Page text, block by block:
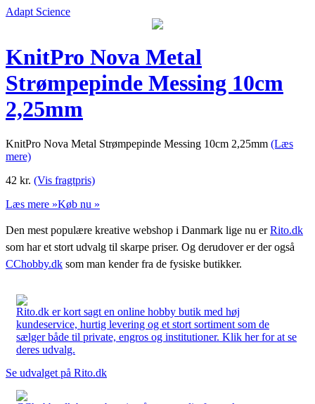
Adapt Science
KnitPro Nova Metal
Strømpepinde Messing 10cm
2,25mm
KnitPro Nova Metal Strømpepinde Messing 10cm 2,25mm (Læs
mere)
42 kr. (Vis fragtpris)
Læs mere »Køb nu »
Den mest populære kreative webshop i Danmark lige nu erRito.dk
som har et stort udvalg til skarpe priser. Og derudover er der også
CChobby.dk som man kender fra de fysiske butikker.
Rito.dk er kort sagt en online hobby butik med høj
kundeservice, hurtig levering og et stort sortiment som de
sælger både til private, engros og institutioner. Klik her for at se
deres udvalg.
Se udvalget på Rito.dk